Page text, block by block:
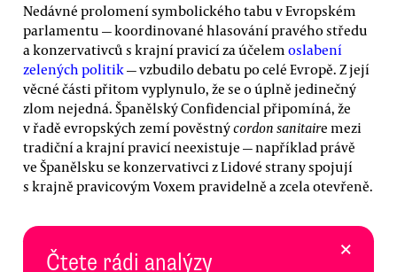
Nedávné prolomení symbolického tabu v Evropském
parlamentu — koordinované hlasování pravého středu
a konzervativců s krajní pravicí za účelem oslabení
zelených politik— vzbudilo debatu po celé Evropě. Z její
věcné části přitom vyplynulo, že se o úplně jedinečný
zlom nejedná. Španělský Confidencial připomíná, že
v řadě evropských zemí pověstnýcordon sanitaire mezi
tradiční a krajní pravicí neexistuje — například právě
ve Španělsku se konzervativci z Lidové strany spojují
s krajně pravicovým Voxem pravidelně a zcela otevřeně.
Čtete rádi analýzy
×